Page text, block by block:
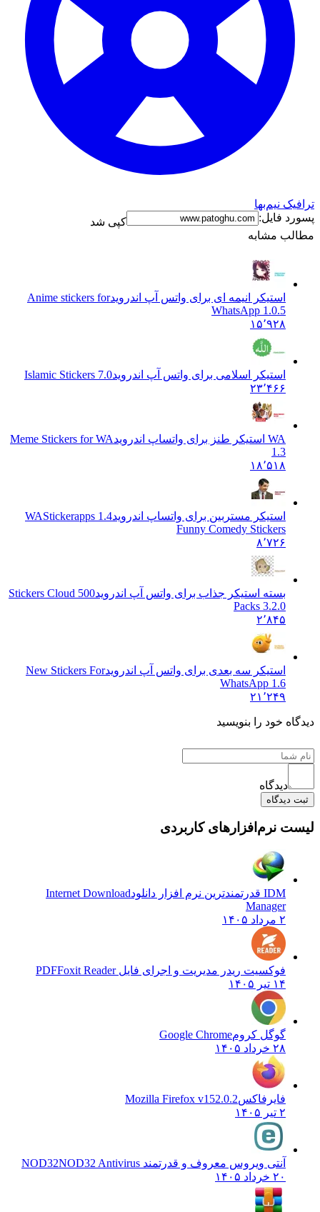
ترافیک نیم‌بها
پسورد فایل:
کپی شد
مطالب مشابه
استیکر انیمه ای برای واتس آپ اندرویدAnime stickers for
WhatsApp 1.0.5
۱۵٬۹۲۸
استیکر اسلامی برای واتس آپ اندرویدIslamic Stickers 7.0
۲۳٬۴۶۶
WA استیکر طنز برای واتساپ اندروید
Meme Stickers for WA
1.3
۱۸٬۵۱۸
استیکر مستربین برای واتساپ اندروید
1.4 WAStickerapps
Funny Comedy Stickers
۸٬۷۲۶
بسته استیکر جذاب برای واتس آپ اندرویدStickers Cloud 500
Packs 3.2.0
۲٬۸۴۵
استیکر سه بعدی برای واتس آپ اندرویدNew Stickers For
WhatsApp 1.6
۲۱٬۲۴۹
دیدگاه خود را بنویسید
دیدگاه
ثبت دیدگاه
لیست نرم‌افزارهای کاربردی
IDM قدرتمندترین نرم افزار دانلود
Internet Download
Manager
۲ مرداد ۱۴۰۵
فوکسیت ریدر مدیریت و اجرای فایل PDFFoxit Reader
۱۴ تیر ۱۴۰۵
گوگل کرومGoogle Chrome
۲۸ خرداد ۱۴۰۵
فایرفاکسMozilla Firefox v152.0.2
۲ تیر ۱۴۰۵
آنتی ویروس معروف و قدرتمند NOD32 NOD32 Antivirus
۲۰ خرداد ۱۴۰۵